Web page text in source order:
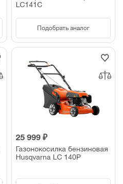
LC141C
Подобрать аналог
25 999 ₽
Газонокосилка бензиновая
Husqvarna LC 140P